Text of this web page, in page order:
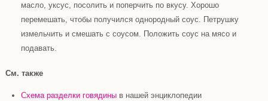
масло, уксус, посолить и поперчить по вкусу. Хорошо
перемешать, чтобы получился однородный соус. Петрушку
измельчить и смешать с соусом. Положить соус на мясо и
подавать.
См. также
Схема разделки говядиныв нашей энциклопедии